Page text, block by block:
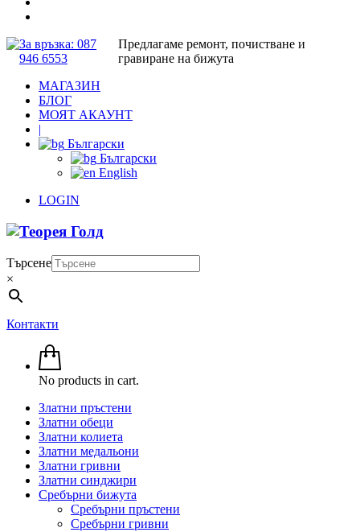
За връзка: 087
946 6553
Предлагаме ремонт, почистване и
гравиране на бижута
МАГАЗИН
БЛОГ
МОЯТ АКАУНТ
|
Български
Български
English
LOGIN
Търсене
×
Контакти
No products in cart.
Златни пръстени
Златни обеци
Златни колиета
Златни медальони
Златни гривни
Златни синджири
Сребърни бижута
Сребърни пръстени
Сребърни гривни